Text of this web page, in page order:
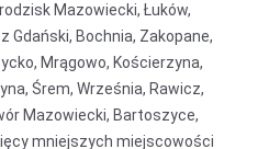
Mazowiecki, Łuków,
Gdański, Bochnia, Zakopane,
Mrągowo, Kościerzyna,
Śrem, Września, Rawicz,
Mazowiecki, Bartoszyce,
mniejszych miejscowości